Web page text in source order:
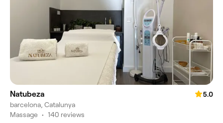
Natubeza
5.0
barcelona, Catalunya
Massage • 140 reviews